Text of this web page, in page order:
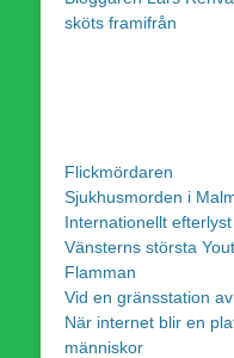
sköts framifrån
Flickmördaren
Sjukhusmorden i
Internationellt
Vänsterns största
Flamman
Vid en gränsstation
När internet blir en
människor